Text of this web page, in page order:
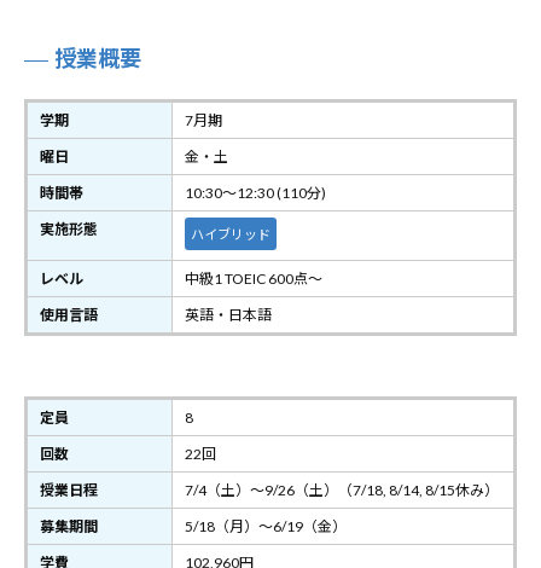
授業概要
学期
7月期
曜日
金・土
時間帯
10:30～12:30 (110分)
実施形態
ハイブリッド
レベル
中級1 TOEIC 600点～
使用言語
英語・日本語
定員
8
回数
22回
授業日程
7/4（土）～9/26（土）（7/18, 8/14, 8/15休み）
募集期間
5/18（月）～6/19（金）
学費
102,960円